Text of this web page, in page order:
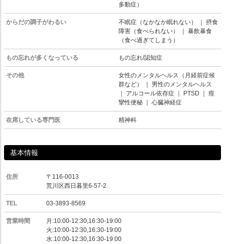
多動症）
からだの調子がわるい 不眠症（なかなか眠れない）
摂食
障害（食べられない）
暴飲暴食
（食べ過ぎてしまう）
もの忘れが多くなっている もの忘れ/認知症
その他
女性のメンタルヘルス（月経前症候
群など）
男性のメンタルヘルス
アルコール依存症 PTSD
痙
攣性便秘
心臓神経症
在席している専門医 精神科
基本情報
住所
〒116-0013
荒川区西日暮里6-57-2
TEL 03-3893-8569
営業時間
月:10:00-12:30,16:30-19:00
火:10:00-12:30,16:30-19:00
水:10:00-12:30,16:30-19:00